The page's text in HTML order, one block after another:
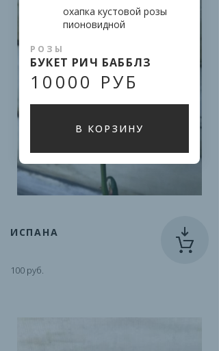
ИСПАНА
100 руб.
охапка кустовой розы
пионовидной
РОЗЫ
БУКЕТ РИЧ БАББЛЗ
10000 РУБ
В КОРЗИНУ